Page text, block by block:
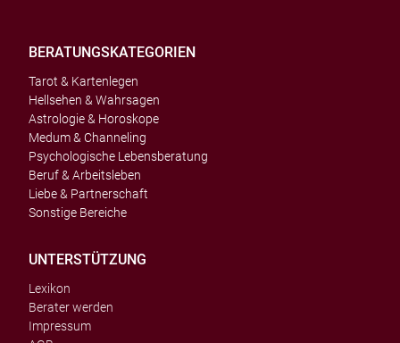
BERATUNGSKATEGORIEN
Tarot & Kartenlegen
Hellsehen & Wahrsagen
Astrologie & Horoskope
Medum & Channeling
Psychologische Lebensberatung
Beruf & Arbeitsleben
Liebe & Partnerschaft
Sonstige Bereiche
UNTERSTÜTZUNG
Lexikon
Berater werden
Impressum